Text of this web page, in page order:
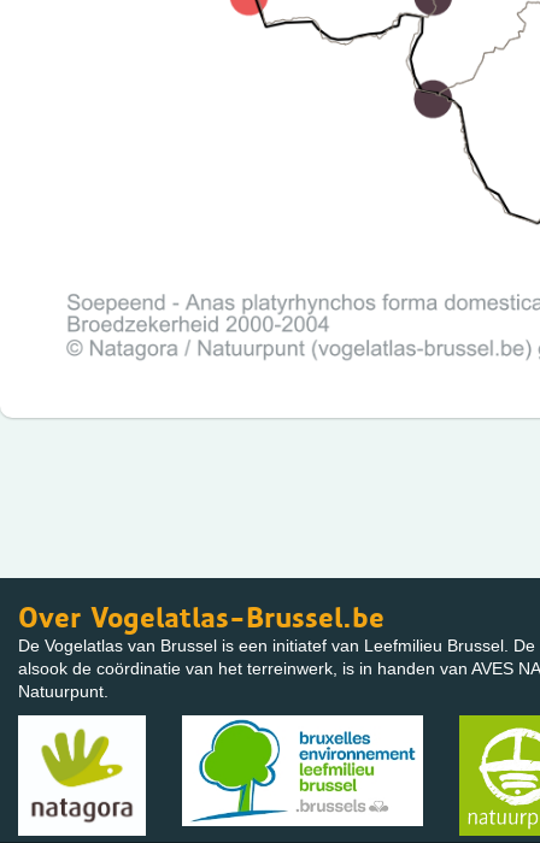
Over Vogelatlas-Brussel.be
De Vogelatlas van Brussel is een initiatef van Leefmilieu Brussel.
alsook de coördinatie van het terreinwerk, is in handen van AVES
Natuurpunt.